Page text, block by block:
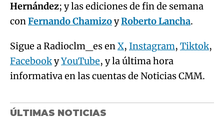
Hernández; y las ediciones de fin de semana
conFernando ChamizoyRoberto Lancha.
Sigue a Radioclm_es enX, Instagram, Tiktok,
FacebookyYouTube, y la última hora
informativa en las cuentas de Noticias CMM.
ÚLTIMAS NOTICIAS